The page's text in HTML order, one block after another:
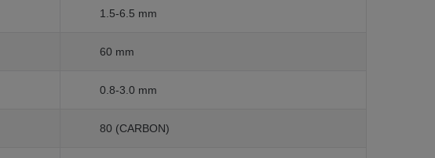
1.5-6.5 mm
60 mm
0.8-3.0 mm
80 (CARBON)